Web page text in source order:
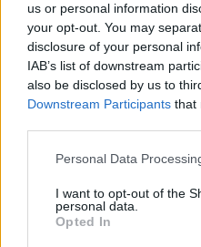
us or personal information
your opt-out. You may
disclosure of your personal
IAB’s list of downstream
also be disclosed by us to
Downstream Participants that
Personal Data
I want to opt-out of the
personal data.
Opted In
AVG
7
Smrt Robina Hooda
20:30
AVG
7
Večer pesmi Đorđa
20:00
AVG
8
Fuj, gosenica!
Vsi